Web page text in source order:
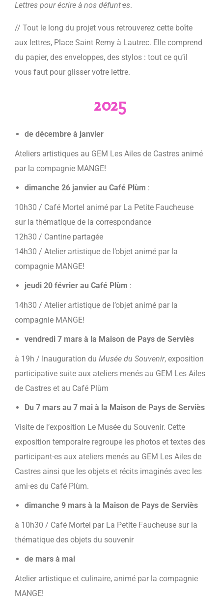
Lettres pour écrire à nos défunt⸱es.
// Tout le long du projet vous retrouverez cette boîte
aux lettres, Place Saint Remy à Lautrec. Elle comprend
du papier, des enveloppes, des stylos : tout ce qu’il
vous faut pour glisser votre lettre.
2025
de décembre à janvier
Ateliers artistiques au GEM Les Ailes de Castres animé
par la compagnie MANGE!
dimanche 26 janvier au Café Plùm :
10h30 / Café Mortel animé par La Petite Faucheuse
sur la thématique de la correspondance
12h30 / Cantine partagée
14h30 / Atelier artistique de l’objet animé par la
compagnie MANGE!
jeudi 20 février au Café Plùm :
14h30 / Atelier artistique de l’objet animé par la
compagnie MANGE!
vendredi 7 mars à la Maison de Pays de Serviès
à 19h / Inauguration du Musée du Souvenir, exposition
participative suite aux ateliers menés au GEM Les Ailes
de Castres et au Café Plùm
Du 7 mars au 7 mai à la Maison de Pays de Serviès
Visite de l’exposition Le Musée du Souvenir. Cette
exposition temporaire regroupe les photos et textes des
participant·es aux ateliers menés au GEM Les Ailes de
Castres ainsi que les objets et récits imaginés avec les
ami·es du Café Plùm.
dimanche 9 mars à la Maison de Pays de Serviès
à 10h30 / Café Mortel par La Petite Faucheuse sur la
thématique des objets du souvenir
de mars à mai
Atelier artistique et culinaire, animé par la compagnie
MANGE!